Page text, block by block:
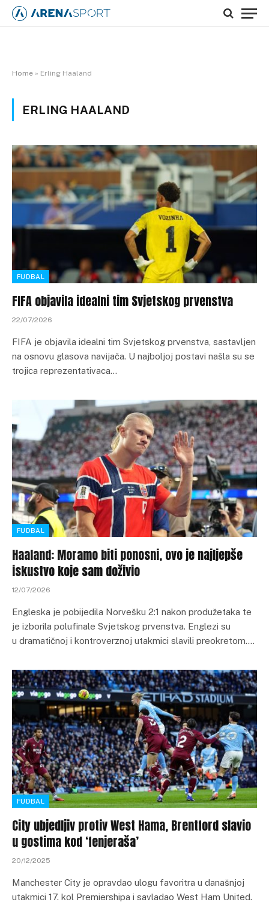
Home » Erling Haaland
ERLING HAALAND
FUDBAL
FIFA objavila idealni tim Svjetskog prvenstva
22/07/2026
FIFA je objavila idealni tim Svjetskog prvenstva, sastavljen
na osnovu glasova navijača. U najboljoj postavi našla su se
trojica reprezentativaca…
FUDBAL
Haaland: Moramo biti ponosni, ovo je najljepše
iskustvo koje sam doživio
12/07/2026
Engleska je pobijedila Norvešku 2:1 nakon produžetaka te
je izborila polufinale Svjetskog prvenstva. Englezi su
u dramatičnoj i kontroverznoj utakmici slavili preokretom.…
FUDBAL
City ubjedljiv protiv West Hama, Brentford slavio
u gostima kod ‘fenjeraša’
20/12/2025
Manchester City je opravdao ulogu favoritra u današnjoj
utakmici 17. kol Premiershipa i savladao West Ham United.